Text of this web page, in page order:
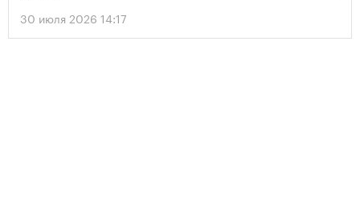
30 июля 2026 14:17